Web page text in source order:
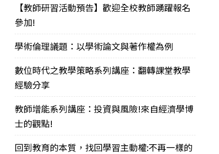
【教師研習活動預告】歡迎全校教師踴躍報名
參加!
學術倫理議題：以學術論文與著作權為例
數位時代之教學策略系列講座：翻轉課堂教學
經驗分享
教師增能系列講座：投資與風險!來自經濟學博
士的觀點!
回到教育的本質，找回學習主動權:不再一樣的